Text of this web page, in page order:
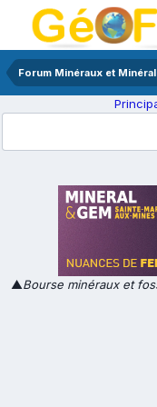
Forum Minéraux et
▲Bourse minéraux et